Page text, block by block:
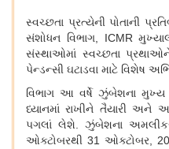
સ્વચ્છતા પ્રત્યેની પોતાની
સંશોધન વિભાગ, ICMR
સંસ્થાઓમાં સ્વચ્છતા
પેન્ડન્સી ઘટાડવા માટે વિશેષ
વિભાગ આ વર્ષે ઝુંબેશના મુખ્ય
ધ્યાનમાં રાખીને તૈયારી અને
પગલાં લેશે. ઝુંબેશના
ઓક્ટોબરથી 31 ઓક્ટોબર,